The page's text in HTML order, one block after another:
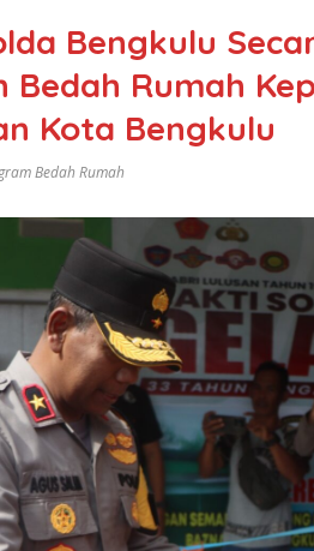
Bengkulu
Bedah Rumah
Kota Bengkulu
Bedah Rumah